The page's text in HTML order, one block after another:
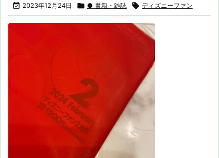
 2023年12月24日  ● 書籍・雑誌  ディズニーファン